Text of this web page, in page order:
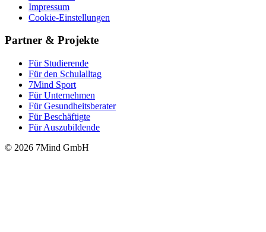
Impressum
Cookie-Einstellungen
Partner & Projekte
Für Stu­die­rende
Für den Schulalltag
7Mind Sport
Für Unter­neh­men
Für Gesund­heits­be­ra­ter
Für Beschäftigte
Für Auszubildende
© 2026 7Mind GmbH